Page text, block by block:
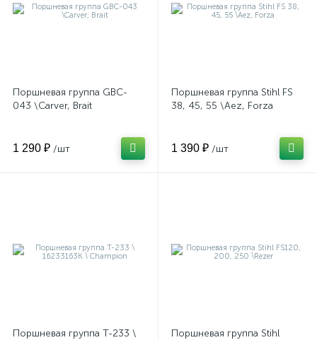
Поршневая группа GBC-
043 \Carver, Brait
1 290 ₽ /шт
Поршневая группа Stihl FS
38, 45, 55 \Aez, Forza
1 390 ₽ /шт
Поршневая группа T-233 \
Поршневая группа Stihl